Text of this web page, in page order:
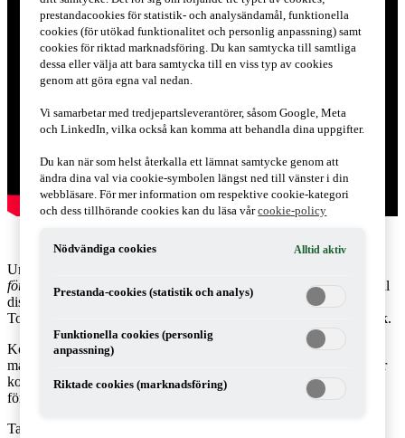
Under våren har PwC genomfört intervjuserien
försvunna skattereformen. I ett sammanfattande digitalt panelsamtal
diskuterar nu den tunga trion Klas Eklund, Annika Winsth och
Tobias Wikström vägen framåt för svenska skatter och skattepolitik.
Kommer vi verkligen att få till en skattereform under
mandatperioden, vilket utlovades i januariöverenskommelsen? Hur
kommer skattereformen i så fall att genomföras och vilka
förändringar ska prioriteras?
Ta del av det sjätte och sista avsnittet i intervjuserien där frågorna
prestandacookies för statistik- och analysändamål, funktionella
cookies (för utökad funktionalitet och personlig anpassning) samt
cookies för riktad marknadsföring. Du kan samtycka till samtliga
dessa eller välja att bara samtycka till en viss typ av cookies
genom att göra egna val nedan.
Vi samarbetar med tredjepartsleverantörer, såsom Google, Meta
och LinkedIn, vilka också kan komma att behandla dina uppgifter.
Du kan när som helst återkalla ett lämnat samtycke genom att
ändra dina val via cookie-symbolen längst ned till vänster i din
webbläsare. För mer information om respektive cookie-kategori
och dess tillhörande cookies kan du läsa vårcookie-policy
Nödvändiga cookies Alltid aktiv
Prestanda-cookies (statistik och analys)
Funktionella cookies (personlig
anpassning)
Riktade cookies (marknadsföring)